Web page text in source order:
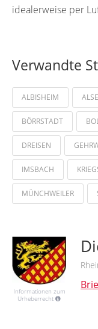
idealerweise per
Verwandte
ALBISHEIM
BÖRRSTADT
DREISEN
IMSBACH
MÜNCHWEILER
Informationen zum
Urheberrecht